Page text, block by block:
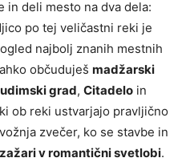
in deli mesto na dva dela:
po tej veličastni reki je
najbolj znanih mestnih
občuduješ madžarski
grad, Citadelo in
ob reki ustvarjajo pravljično
zvečer, ko se stavbe in
v romantični svetlobi.